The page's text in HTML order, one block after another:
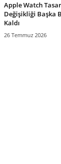
Apple Watch
Değişikliği Başka
Kaldı
26 Temmuz 2026